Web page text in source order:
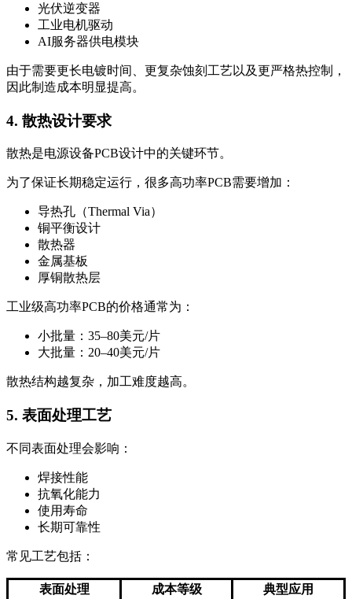
光伏逆变器
工业电机驱动
AI服务器供电模块
由于需要更长电镀时间、更复杂蚀刻工艺以及更严格热控制，
因此制造成本明显提高。
4. 散热设计要求
散热是电源设备PCB设计中的关键环节。
为了保证长期稳定运行，很多高功率PCB需要增加：
导热孔（Thermal Via）
铜平衡设计
散热器
金属基板
厚铜散热层
工业级高功率PCB的价格通常为：
小批量：35–80美元/片
大批量：20–40美元/片
散热结构越复杂，加工难度越高。
5. 表面处理工艺
不同表面处理会影响：
焊接性能
抗氧化能力
使用寿命
长期可靠性
常见工艺包括：
表面处理 成本等级
典型应用